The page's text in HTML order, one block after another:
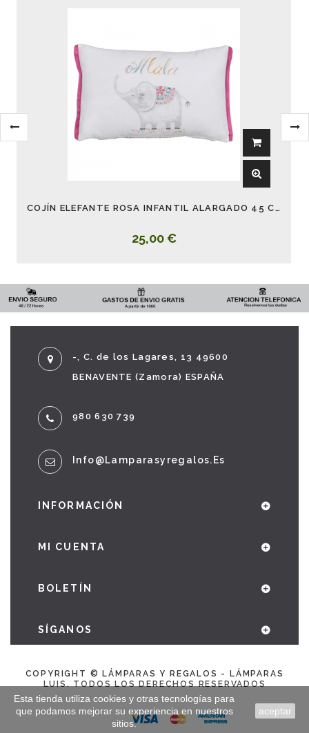
COJÍN ELEFANTE ROSA INFANTIL ALARGADO 45 CM
25,00 €
-, C. de los Lagares, 13 49600
BENAVENTE (Zamora) ESPAÑA
980 630 739
Info@lamparasyregalos.es
INFORMACIÓN
MI CUENTA
BOLETÍN
SÍGANOS
Esta tienda utiliza cookies y otras tecnologías para
que podamos mejorar su experiencia en nuestros
sitios.
aceptar
COPYRIGHT © LÁMPARAS Y REGALOS - LÁMPARAS
LUIS. TODOS LOS DERECHOS RESERVADOS